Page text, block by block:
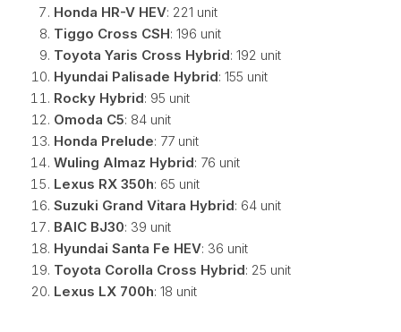
Honda HR-V HEV: 221 unit
Tiggo Cross CSH: 196 unit
Toyota Yaris Cross Hybrid: 192 unit
Hyundai Palisade Hybrid: 155 unit
Rocky Hybrid: 95 unit
Omoda C5: 84 unit
Honda Prelude: 77 unit
Wuling Almaz Hybrid: 76 unit
Lexus RX 350h: 65 unit
Suzuki Grand Vitara Hybrid: 64 unit
BAIC BJ30: 39 unit
Hyundai Santa Fe HEV: 36 unit
Toyota Corolla Cross Hybrid: 25 unit
Lexus LX 700h: 18 unit